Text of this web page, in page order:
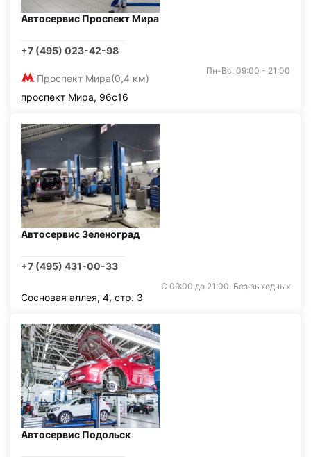
Автосервис Проспект Мира
+7 (495) 023-42-98
Проспект Мира(0,4 км)
Пн-Вс: 09:00 - 21:00
проспект Мира, 96с16
Автосервис Зеленоград
+7 (495) 431-00-33
С 09:00 до 21:00. Без выходных
Сосновая аллея, 4, стр. 3
Автосервис Подольск